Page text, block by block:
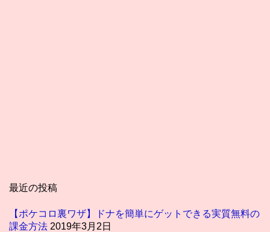
最近の投稿
【ポケコロ裏ワザ】ドナを簡単にゲットできる実質無料の
課金方法 2019年3月2日